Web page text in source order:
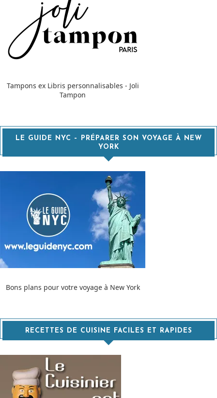
Tampons ex Libris personnalisables - Joli
Tampon
LE GUIDE NYC – PRÉPARER SON VOYAGE À NEW
YORK
Bons plans pour votre voyage à New York
RECETTES DE CUISINE FACILES ET RAPIDES